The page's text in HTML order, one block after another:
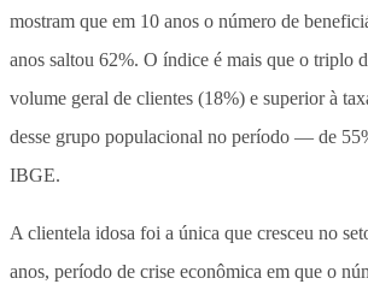
mostram que em 10 anos o número de
anos saltou 62%. O índice é mais que o triplo
volume geral de clientes (18%) e superior à
desse grupo populacional no período — de
IBGE.
A clientela idosa foi a única que cresceu no
anos, período de crise econômica em que o